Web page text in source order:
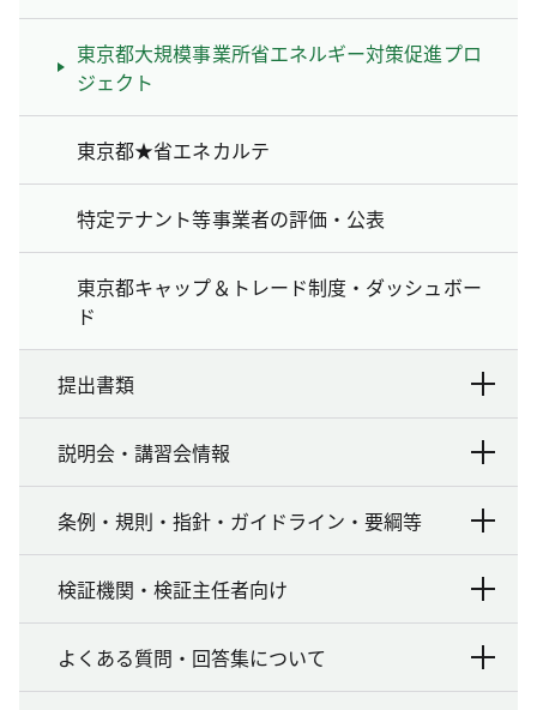
東京都大規模事業所省エネルギー対策促進プロ
ジェクト
東京都★省エネカルテ
特定テナント等事業者の評価・公表
東京都キャップ＆トレード制度・ダッシュボー
ド
提出書類
説明会・講習会情報
条例・規則・指針・ガイドライン・要綱等
検証機関・検証主任者向け
よくある質問・回答集について